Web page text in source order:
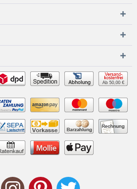
Ab 50,00 €